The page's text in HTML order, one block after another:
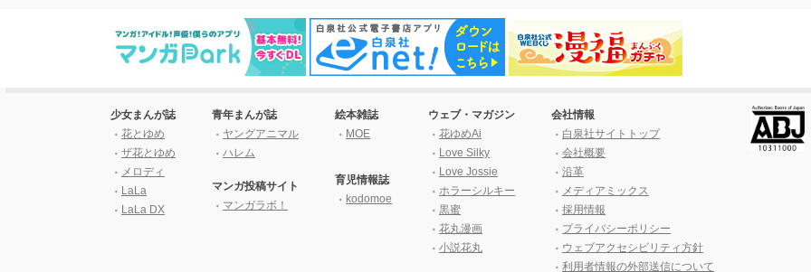
少女まんが誌
花とゆめ
ザ花とゆめ
メロディ
LaLa
LaLa DX
青年まんが誌
ヤングアニマル
ハレム
マンガ投稿サイト
マンガラボ！
絵本雑誌
MOE
育児情報誌
kodomoe
ウェブ・マガジン
花ゆめAi
Love Silky
Love Jossie
ホラーシルキー
黒蜜
花丸漫画
小説花丸
会社情報
白泉社サイトトップ
会社概要
沿革
メディアミックス
採用情報
プライバシーポリシー
ウェブアクセシビリティ方針
利用者情報の外部送信について